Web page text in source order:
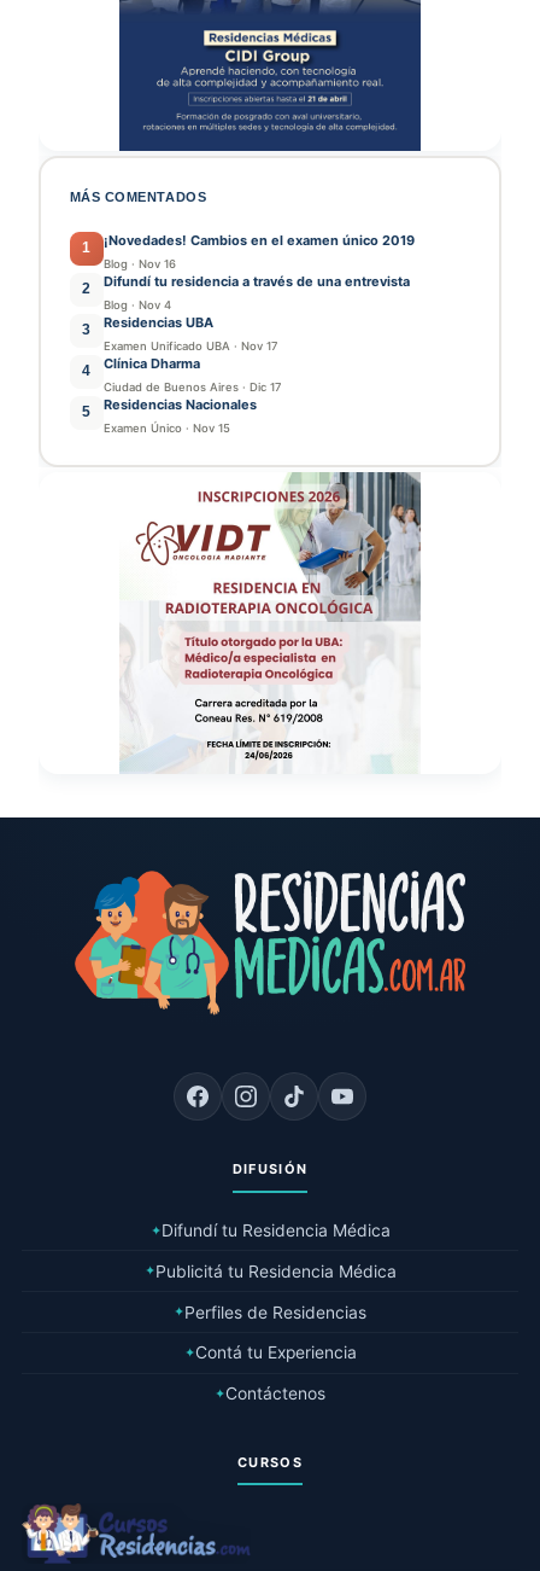
MÁS COMENTADOS
1 ¡Novedades! Cambios en el examen único 2019
Blog · Nov 16
2 Difundí tu residencia a través de una entrevista
Blog · Nov 4
3 Residencias UBA
Examen Unificado UBA · Nov 17
4 Clínica Dharma
Ciudad de Buenos Aires · Dic 17
5 Residencias Nacionales
Examen Único · Nov 15
DIFUSIÓN
✦Difundí tu Residencia Médica
✦Publicitá tu Residencia Médica
✦Perfiles de Residencias
✦Contá tu Experiencia
✦Contáctenos
CURSOS